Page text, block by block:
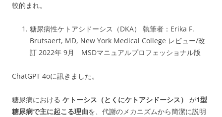
較的まれ。
糖尿病性ケトアシドーシス（DKA） 執筆者：Erika F.
Brutsaert, MD, New York Medical College レビュー/改
訂 2022年 9月 MSDマニュアルプロフェッショナル版
ChatGPT 4oに訊きました。
糖尿病における ケトーシス（とくにケトアシドーシス） が1型
糖尿病で主に起こる理由を、代謝のメカニズムから簡潔に説明